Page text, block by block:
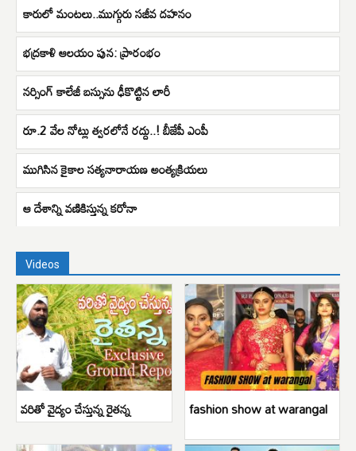
కారులో మంటలు..ముగ్గురు సజీవ దహనం
భద్రకాళి ఆలయం పున‌: ప్రారంభం
నర్సింగ్ కాలేజీ బస్సును ఢీకొట్టిన లారీ
రూ.2 వేల నోట్లు త్వరలోనే రద్దు..! బీజేపీ ఎంపీ
ముగిసిన కైకాల సత్యనారాయణ అంత్యక్రియలు
ఆ దేశాన్ని వణికిస్తున్న కరోనా
Videos
వరితో వైద్యం చేస్తున్న రైతన్న fashion show at warangal